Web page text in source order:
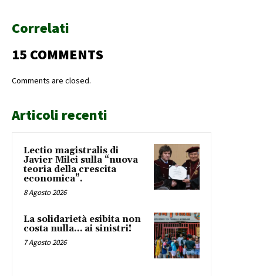
Correlati
15 COMMENTS
Comments are closed.
Articoli recenti
Lectio magistralis di
Javier Milei sulla “nuova
teoria della crescita
economica”.
8 Agosto 2026
La solidarietà esibita non
costa nulla… ai sinistri!
7 Agosto 2026